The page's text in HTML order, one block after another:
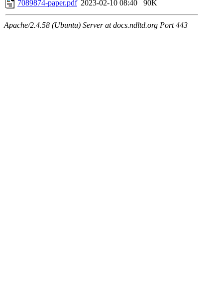
7089874-paper.pdf 2023-02-10 08:40 90K
Apache/2.4.58 (Ubuntu) Server at docs.ndltd.org Port 443